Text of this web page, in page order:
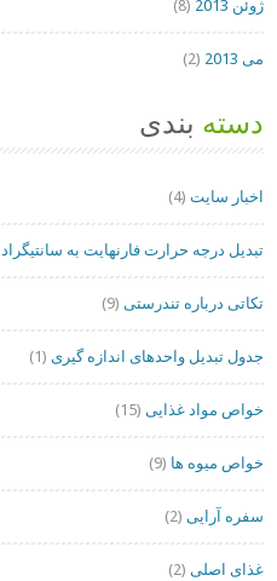
ژوئن 2013 (8)
می 2013 (2)
دسته بندی
اخبار سایت (4)
تبدیل درجه حرارت فارنهایت به سانتیگراد
تکاتی درباره تندرستی (9)
جدول تبدیل واحدهای اندازه گیری (1)
خواص مواد غذایی (15)
خواص میوه ها (9)
سفره آرایی (2)
غذای اصلی (2)